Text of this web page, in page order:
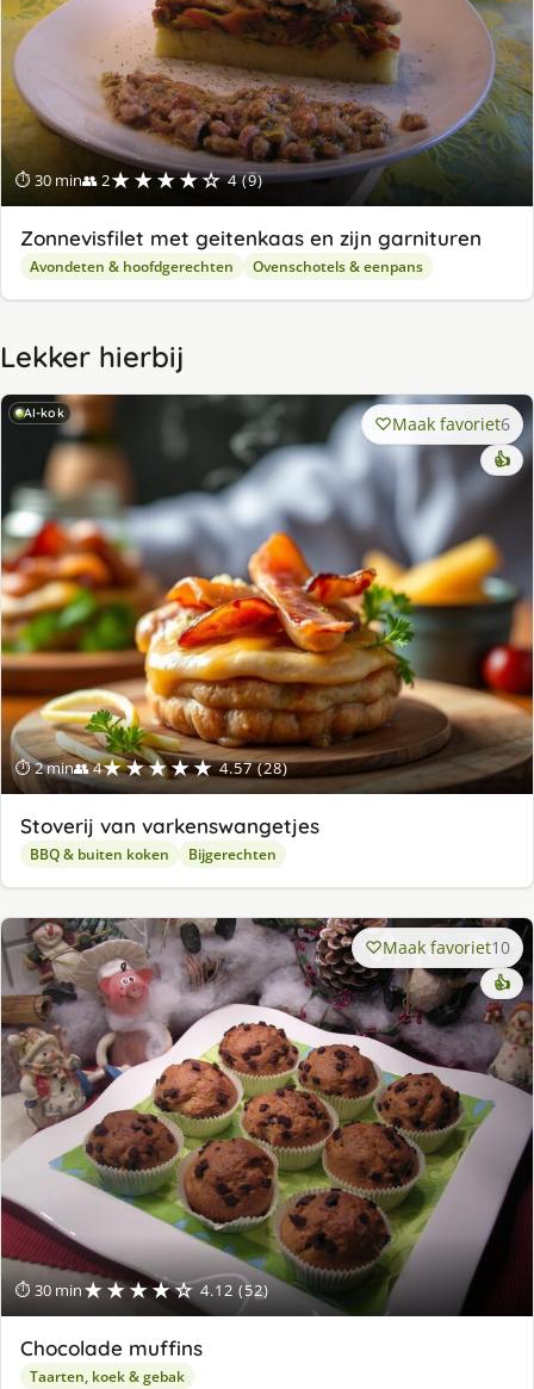
⏱ 30 min👥 2★★★★☆ 4 (9)
Zonnevisfilet met geitenkaas en zijn garnituren
Avondeten & hoofdgerechten Ovenschotels & eenpans
Lekker hierbij
AI-kok
⏱ 2 min👥 4★★★★★ 4.57 (28)
Maak favoriet6
👍
Stoverij van varkenswangetjes
BBQ & buiten koken Bijgerechten
⏱ 30 min★★★★☆ 4.12 (52)
Maak favoriet10
👍
Chocolade muffins
Taarten, koek & gebak